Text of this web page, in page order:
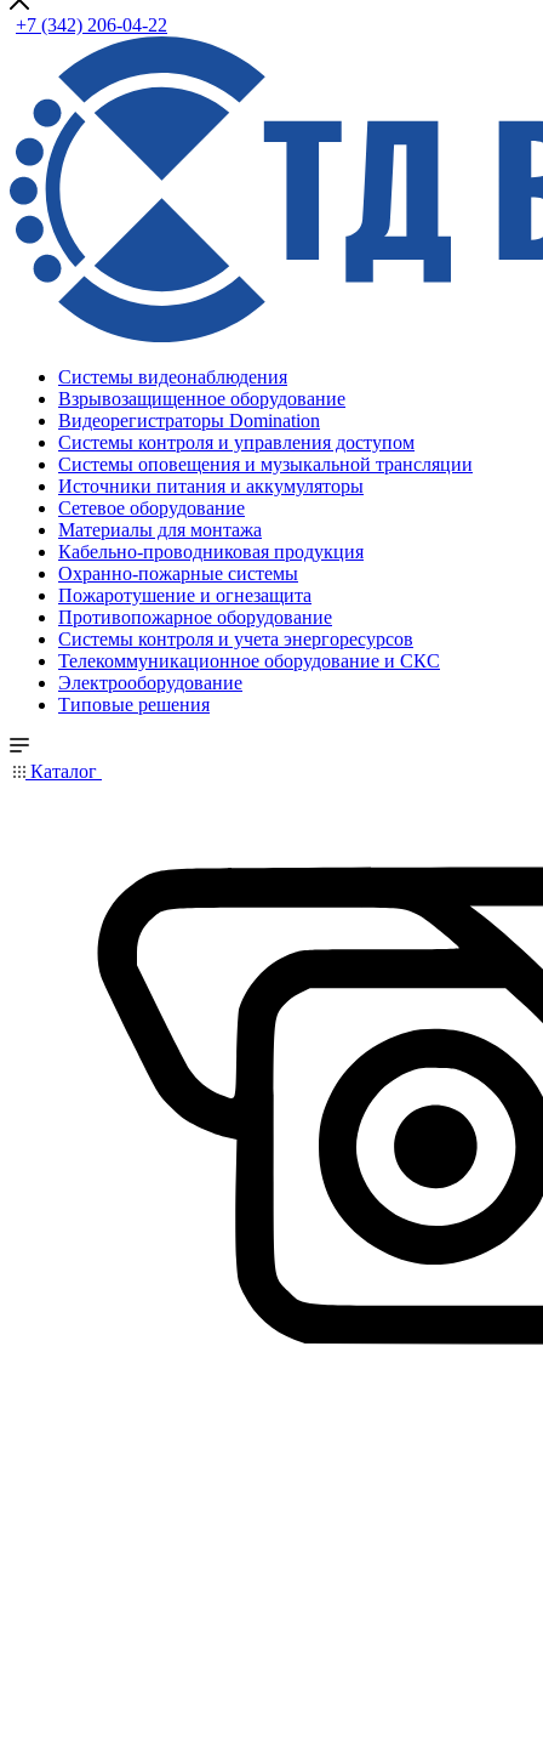
+7 (342) 206-04-22
Системы видеонаблюдения
Взрывозащищенное оборудование
Видеорегистраторы Domination
Системы контроля и управления доступом
Системы оповещения и музыкальной трансляции
Источники питания и аккумуляторы
Сетевое оборудование
Материалы для монтажа
Кабельно-проводниковая продукция
Охранно-пожарные системы
Пожаротушение и огнезащита
Противопожарное оборудование
Системы контроля и учета энергоресурсов
Телекоммуникационное оборудование и СКС
Электрооборудование
Типовые решения
Каталог